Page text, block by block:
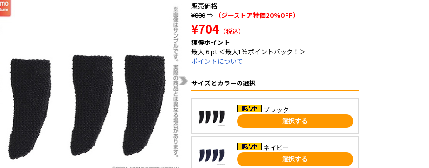
販売価格
¥880⇒ （ジーストア特価20%OFF）
¥704 （税込）
獲得ポイント
最大 6 pt ＜最大1％ポイントバック！＞
ポイントについて
サイズとカラーの選択
ブラック
選択する
ネイビー
選択する